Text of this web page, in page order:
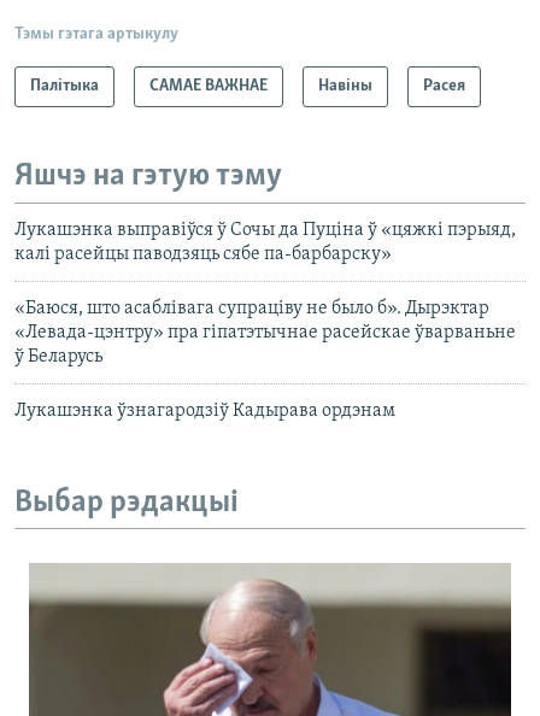
Тэмы гэтага артыкулу
Палітыка САМАЕ ВАЖНАЕ Навіны Расея
Яшчэ на гэтую тэму
Лукашэнка выправіўся ў Сочы да Пуціна ў «цяжкі пэрыяд,
калі расейцы паводзяць сябе па-барбарску»
«Баюся, што асаблівага супраціву не было б». Дырэктар
«Левада-цэнтру» пра гіпатэтычнае расейскае ўварваньне
ў Беларусь
Лукашэнка ўзнагародзіў Кадырава ордэнам
Выбар рэдакцыі